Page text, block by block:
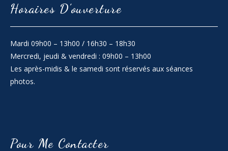
Horaires D’ouverture
Mardi 09h00 – 13h00 / 16h30 – 18h30
Mercredi, jeudi & vendredi : 09h00 – 13h00
Les après-midis & le samedi sont réservés aux séances
photos.
Pour Me Contacter